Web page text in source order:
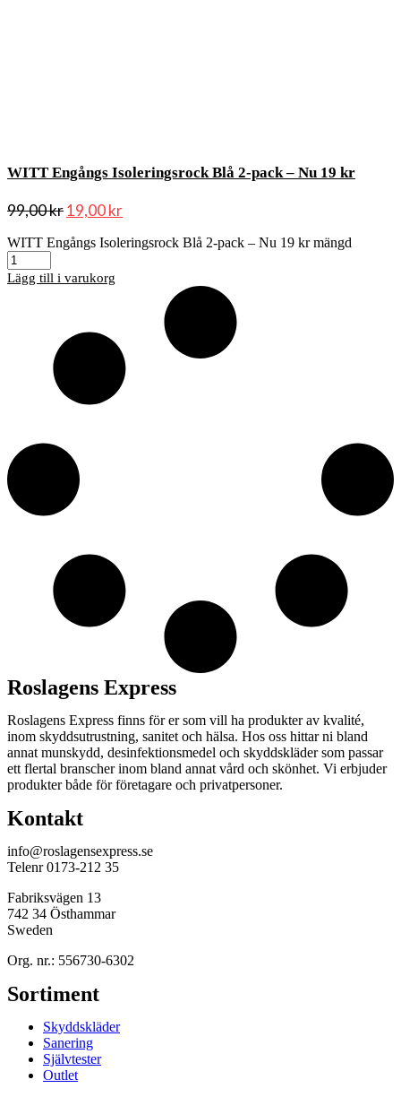
WITT Engångs Isoleringsrock Blå 2-pack – Nu 19 kr
99,00kr19,00kr
WITT Engångs Isoleringsrock Blå 2-pack – Nu 19 kr mängd
Lägg till i varukorg
Roslagens Express
Roslagens Express finns för er som vill ha produkter av kvalité,
inom skyddsutrustning, sanitet och hälsa. Hos oss hittar ni bland
annat munskydd, desinfektionsmedel och skyddskläder som passar
ett flertal branscher inom bland annat vård och skönhet. Vi erbjuder
produkter både för företagare och privatpersoner.
Kontakt
info@roslagensexpress.se
Telenr 0173-212 35
Fabriksvägen 13
742 34 Östhammar
Sweden
Org. nr.: 556730-6302
Sortiment
Skyddskläder
Sanering
Självtester
Outlet